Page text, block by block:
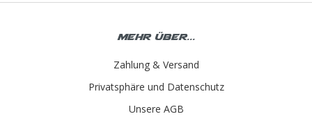
Mehr über...
Zahlung & Versand
Privatsphäre und Datenschutz
Unsere AGB